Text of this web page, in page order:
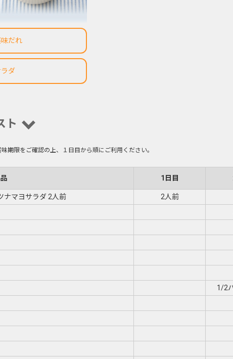
だれ
ダ
ト
期限をご確認の上、１日目から順にご利用ください。
1日目
ナマヨサラダ 2人前
2人前
1/2